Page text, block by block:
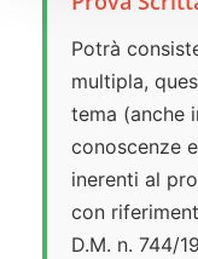
Potrà
multipla,
tema (anche
conoscenze
inerenti al
con
D.M. n. 744/